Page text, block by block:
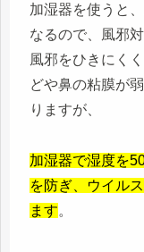
加湿器を使うと
なるので、風邪
風邪をひきにく
どや鼻の粘膜が
りますが、
加湿器で湿度を
を防ぎ、ウイル
ます。